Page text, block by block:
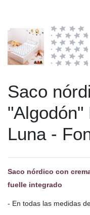
Saco
Luna -
Saco nórdico con
fuelle integrado
- En todas las medidas